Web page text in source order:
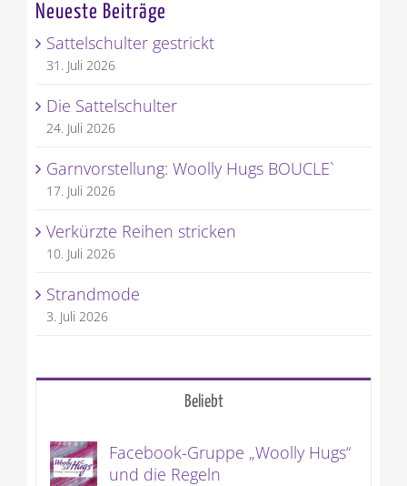
Neueste Beiträge
Sattelschulter gestrickt
31. Juli 2026
Die Sattelschulter
24. Juli 2026
Garnvorstellung: Woolly Hugs BOUCLE`
17. Juli 2026
Verkürzte Reihen stricken
10. Juli 2026
Strandmode
3. Juli 2026
Beliebt
Facebook-Gruppe „Woolly Hugs“
und die Regeln